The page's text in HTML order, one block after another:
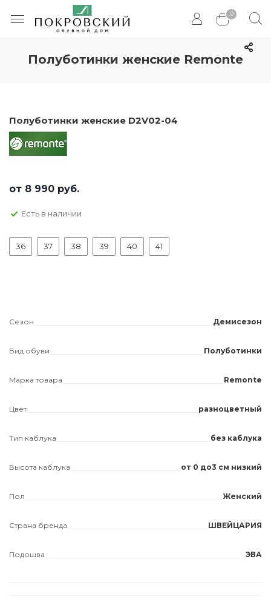
0
Полуботинки женские Remonte
Полуботинки женские D2V02-04
от 8 990 руб.
Есть в наличии
36 37 38 39 40 41
Сезон Демисезон
Вид обуви Полуботинки
Марка товара Remonte
Цвет разноцветный
Тип каблука без каблука
Высота каблука от 0 до3 см низкий
Пол Женский
Страна бренда ШВЕЙЦАРИЯ
Подошва ЭВА